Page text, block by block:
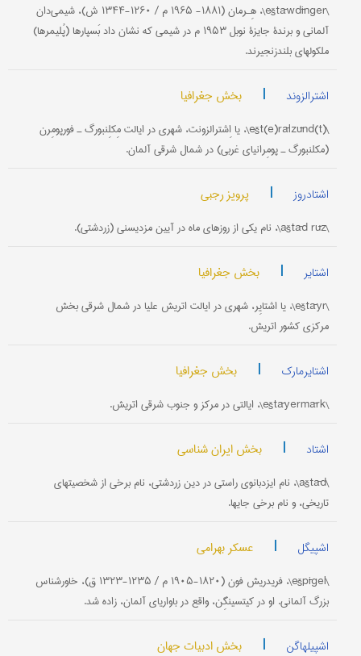
\eštāwdīnger\، هِـرمان (۱۸۸۱- ۱۹۶۵ م / ۱۲۶۰-۱۳۴۴ ش)، شیمی‌دان
آلمانی و برندۀ جایزۀ نوبل ۱۹۵۳ م در شیمی که نشان داد بَسپارها (پُلیمرها)
ملکولهای بلندزنجیرند.
اشترالزوند | بخش جغرافیا
\(ešt(e)rālzūnd(t\، یا اِشترالزونت، شهری در ایالت مِکلِنبورگ ـ فورپومِرن
(مکلنبورگ ـ پومِرانیای غربی) در شمال شرقی آلمان.
اشتادروز | پرویز رجبی
\aštād rūz\، نام یکی از روزهای ماه در آیین مزدیسنی (زردشتی).
اشتایر | بخش جغرافیا
\eštāyr\، یا اشتایِر، شهری در ایالت اتریش علیا در شمال شرقی بخش
مرکزی کشور اتریش.
اشتایرمارک | بخش جغرافیا
\eštāyermārk\، ایالتی در مرکز و جنوب شرقی اتریش.
اشتاد | بخش ایران شناسی
\aštād\، نام ایزدبانوی راستی در دین زردشتی، نام برخی از شخصیتهای
تاریخی، و نام برخی جایها.
اشپیگل | عسکر بهرامی
\ešpīgel\، فریدریش فون (۱۸۲۰-۱۹۰۵ م / ۱۲۳۵-۱۳۲۳ ق)، خاورشناس
بزرگ آلمانی. او در کیتسینگِن، واقع در باواریای آلمان، زاده شد.
اشپیلهاگن | بخش ادبیات جهان